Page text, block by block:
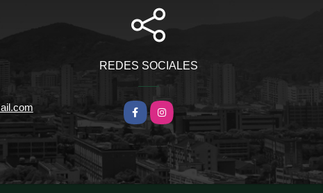
REDES SOCIALES
FacebookInstagram